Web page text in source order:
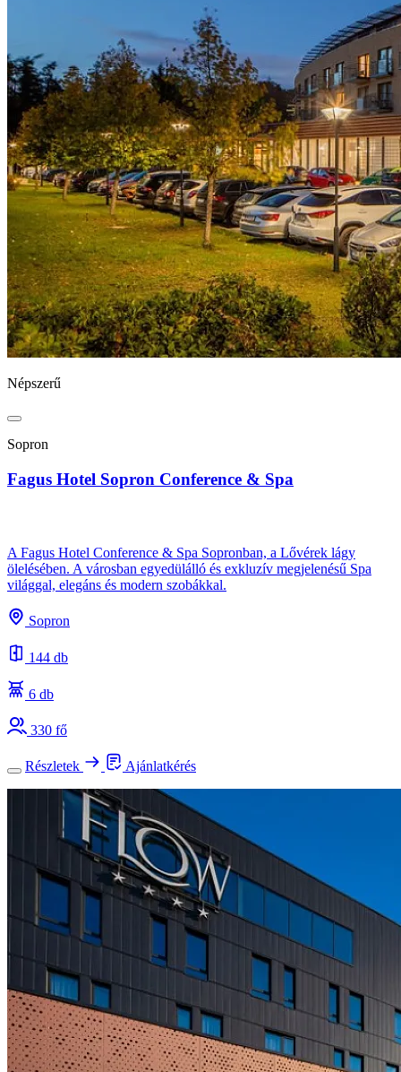
Népszerű
Sopron
Fagus Hotel Sopron Conference & Spa
A Fagus Hotel Conference & Spa Sopronban, a Lővérek lágy
ölelésében. A városban egyedülálló és exkluzív megjelenésű Spa
világgal, elegáns és modern szobákkal.
Sopron
144 db
6 db
330 fő
Részletek Ajánlatkérés